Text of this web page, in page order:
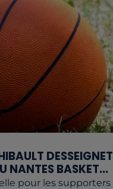
NANTES BASKET...
pour les supporters